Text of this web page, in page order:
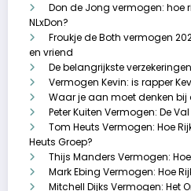
Don de Jong vermogen: hoe
NLxDon?
Froukje de Both vermogen
en vriend
De belangrijkste
Vermogen Kevin: is rapper
Waar je aan moet denken
Peter Kuiten Vermogen: De
Tom Heuts Vermogen: Hoe
Heuts Groep?
Thijs Manders Vermogen:
Mark Ebing Vermogen: Hoe
Mitchell Dijks Vermogen: Het